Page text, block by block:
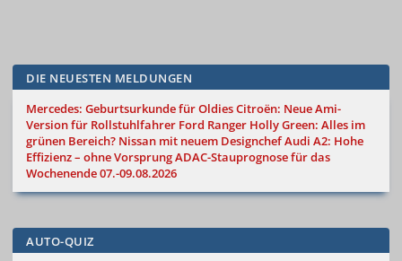
DIE NEUESTEN MELDUNGEN
Mercedes: Geburtsurkunde für OldiesCitroën: Neue Ami-
Version für Rollstuhlfahrer Ford Ranger Holly Green: Alles im
grünen Bereich? Nissan mit neuem DesignchefAudi A2: Hohe
Effizienz – ohne VorsprungADAC-Stauprognose für das
Wochenende 07.-09.08.2026
AUTO-QUIZ